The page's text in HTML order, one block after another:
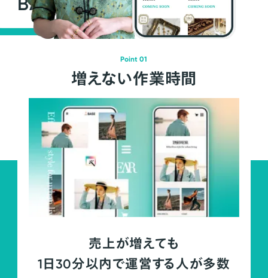
Point 01
増えない作業時間
売上が増えても
1日30分以内で運営する人が多数